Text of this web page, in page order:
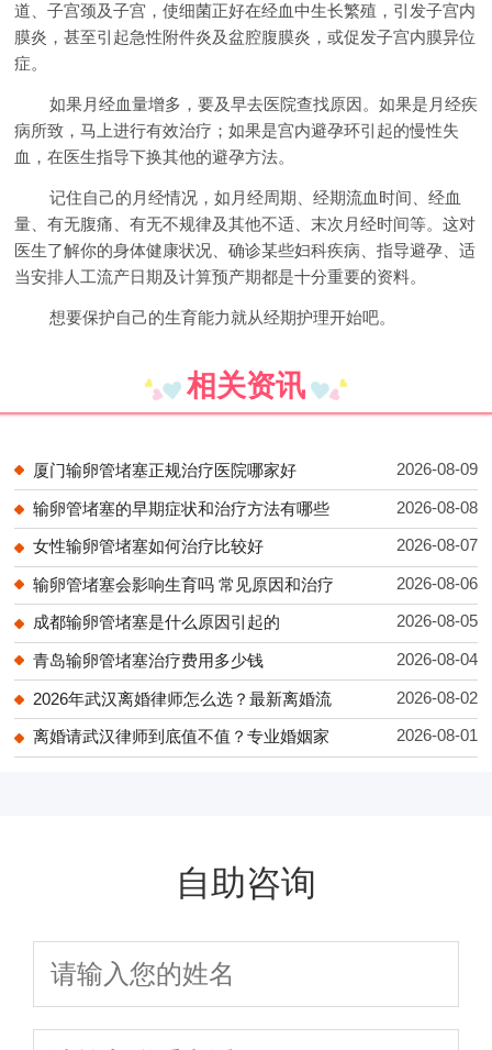
道、子宫颈及子宫，使细菌正好在经血中生长繁殖，引发子宫内
膜炎，甚至引起急性附件炎及盆腔腹膜炎，或促发子宫内膜异位
症。
如果月经血量增多，要及早去医院查找原因。如果是月经疾
病所致，马上进行有效治疗；如果是宫内避孕环引起的慢性失
血，在医生指导下换其他的避孕方法。
记住自己的月经情况，如月经周期、经期流血时间、经血
量、有无腹痛、有无不规律及其他不适、末次月经时间等。这对
医生了解你的身体健康状况、确诊某些妇科疾病、指导避孕、适
当安排人工流产日期及计算预产期都是十分重要的资料。
想要保护自己的生育能力就从经期护理开始吧。
相关资讯
厦门输卵管堵塞正规治疗医院哪家好 2026-08-09
输卵管堵塞的早期症状和治疗方法有哪些 2026-08-08
女性输卵管堵塞如何治疗比较好 2026-08-07
输卵管堵塞会影响生育吗 常见原因和治疗 2026-08-06
成都输卵管堵塞是什么原因引起的 2026-08-05
青岛输卵管堵塞治疗费用多少钱 2026-08-04
2026年武汉离婚律师怎么选？最新离婚流 2026-08-02
离婚请武汉律师到底值不值？专业婚姻家 2026-08-01
自助咨询